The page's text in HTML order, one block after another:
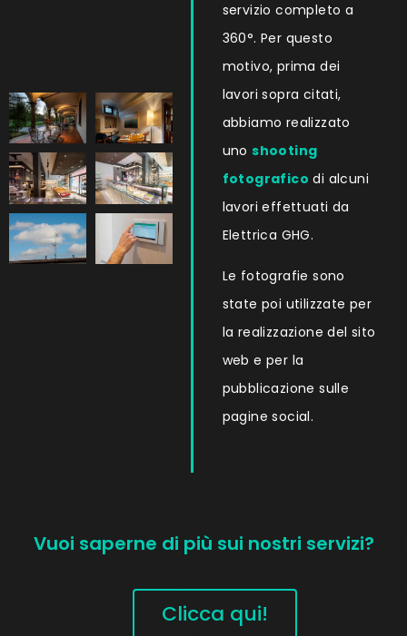
servizio completo a
360°. Per questo
motivo, prima dei
lavori sopra citati,
abbiamo realizzato
unoshooting
fotografico di alcuni
lavori effettuati da
Elettrica GHG.
Le fotografie sono
state poi utilizzate per
la realizzazione del sito
web e per la
pubblicazione sulle
pagine social.
Vuoi saperne di più sui nostri servizi?
Clicca qui!